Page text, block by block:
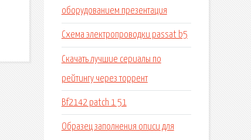
оборудованием презентация
Схема электропроводки passat b5
Скачать лучшие сериалы по
рейтингу через торрент
Bf2142 patch 1 51
Образец заполнения описи для